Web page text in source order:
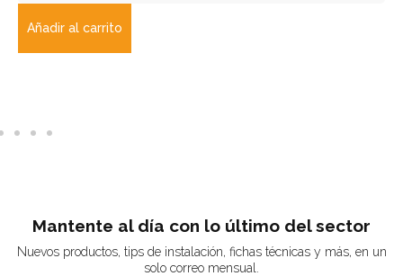
Añadir al carrito
Mantente al día con lo último del sector
Nuevos productos, tips de instalación, fichas técnicas y más, en un
solo correo mensual.